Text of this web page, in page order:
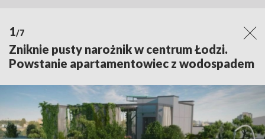
1/7
Zniknie pusty narożnik w centrum Łodzi.
Powstanie apartamentowiec z wodospadem